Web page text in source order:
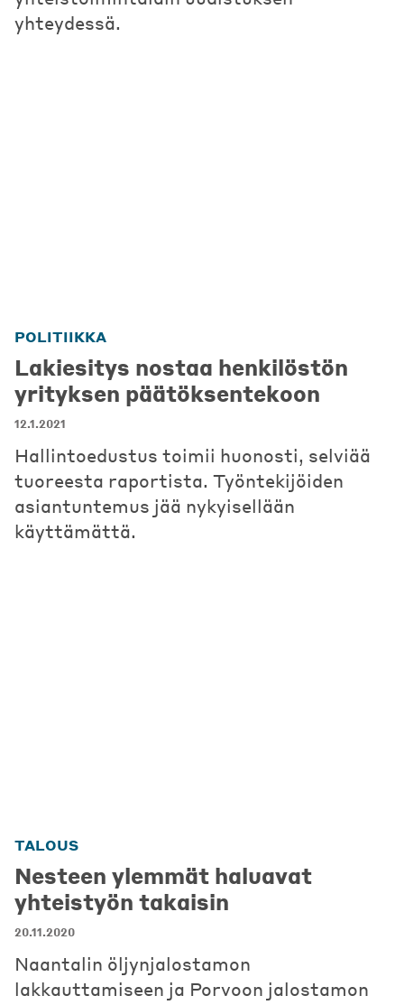
yhteydessä.
POLITIIKKA
Lakiesitys nostaa henkilöstön
yrityksen päätöksentekoon
12.1.2021
Hallintoedustus toimii huonosti, selviää
tuoreesta raportista. Työntekijöiden
asiantuntemus jää nykyisellään
käyttämättä.
TALOUS
Nesteen ylemmät haluavat
yhteistyön takaisin
20.11.2020
Naantalin öljynjalostamon
lakkauttamiseen ja Porvoon jalostamon